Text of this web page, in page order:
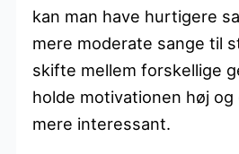
kan man have hurtigere
mere moderate sange til
skifte mellem forskellige
holde motivationen høj
mere interessant.